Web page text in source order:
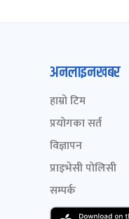
अनलाइनखबर
हाम्रो टिम
प्रयोगका सर्त
विज्ञापन
प्राइभेसी पोलिसी
सम्पर्क